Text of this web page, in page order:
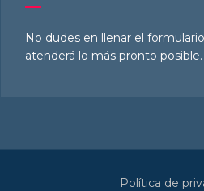
No dudes en llenar el
atenderá lo más pronto posible.
Política de